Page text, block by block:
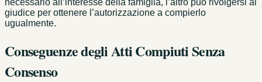
giudice per ottenere l’autorizzazione a compierlo
ugualmente.
Conseguenze degli Atti Compiuti Senza
Consenso